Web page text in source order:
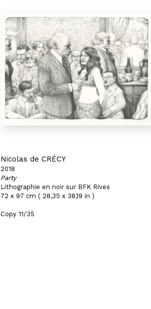
Nicolas de CRÉCY
2018
Party
Lithographie en noir sur BFK Rives
72 x 97 cm ( 28,35 x 38,19 in )
Copy 11/35